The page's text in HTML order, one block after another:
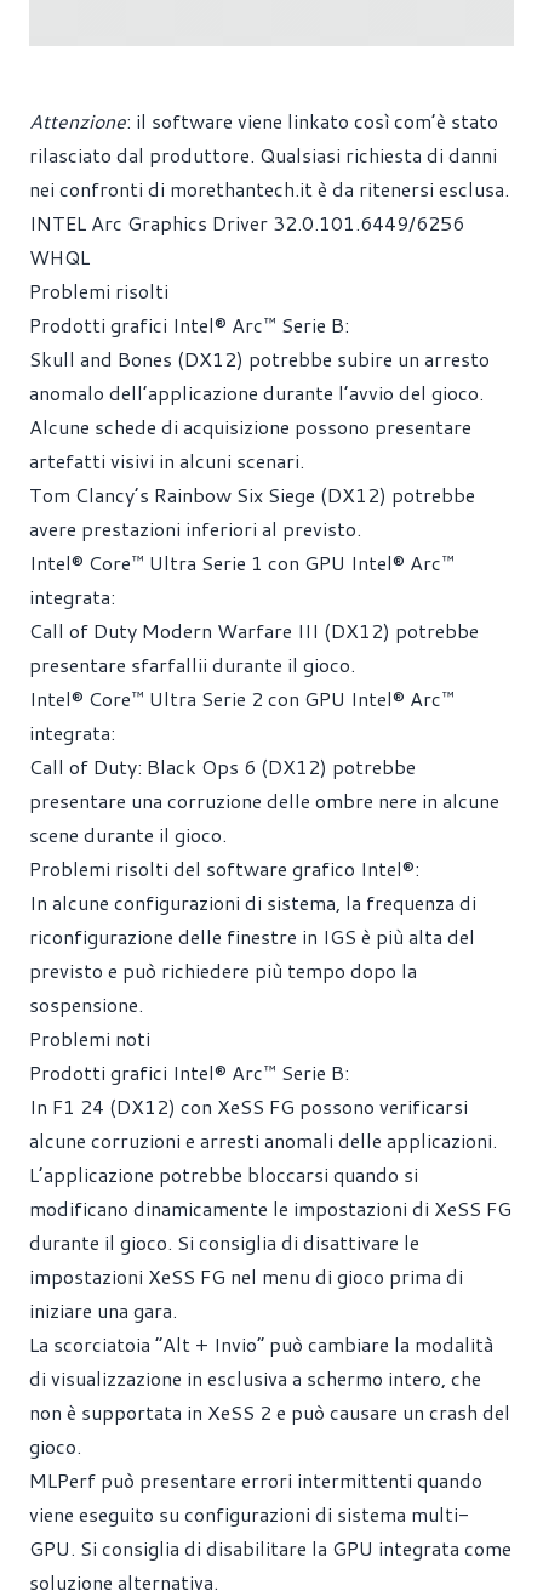
Attenzione: il software viene linkato così com’è stato
rilasciato dal produttore. Qualsiasi richiesta di danni
nei confronti di morethantech.itè da ritenersi esclusa.
INTEL Arc Graphics Driver 32.0.101.6449/6256
WHQL
Problemi risolti
Prodotti grafici Intel® Arc™ Serie B:
Skull and Bones (DX12) potrebbe subire un arresto
anomalo dell’applicazione durante l’avvio del gioco.
Alcune schede di acquisizione possono presentare
artefatti visivi in alcuni scenari.
Tom Clancy’s Rainbow Six Siege (DX12) potrebbe
avere prestazioni inferiori al previsto.
Intel® Core™ Ultra Serie 1 con GPU Intel® Arc™
integrata:
Call of Duty Modern Warfare III (DX12) potrebbe
presentare sfarfallii durante il gioco.
Intel® Core™ Ultra Serie 2 con GPU Intel® Arc™
integrata:
Call of Duty: Black Ops 6 (DX12) potrebbe
presentare una corruzione delle ombre nere in alcune
scene durante il gioco.
Problemi risolti del software grafico Intel®:
In alcune configurazioni di sistema, la frequenza di
riconfigurazione delle finestre in IGS è più alta del
previsto e può richiedere più tempo dopo la
sospensione.
Problemi noti
Prodotti grafici Intel® Arc™ Serie B:
In F1 24 (DX12) con XeSS FG possono verificarsi
alcune corruzioni e arresti anomali delle applicazioni.
L’applicazione potrebbe bloccarsi quando si
modificano dinamicamente le impostazioni di XeSS FG
durante il gioco. Si consiglia di disattivare le
impostazioni XeSS FG nel menu di gioco prima di
iniziare una gara.
La scorciatoia “Alt + Invio” può cambiare la modalità
di visualizzazione in esclusiva a schermo intero, che
non è supportata in XeSS 2 e può causare un crash del
gioco.
MLPerf può presentare errori intermittenti quando
viene eseguito su configurazioni di sistema multi-
GPU. Si consiglia di disabilitare la GPU integrata come
soluzione alternativa.